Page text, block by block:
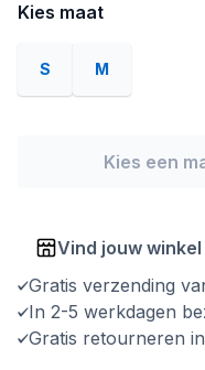
Kies maat
S M
Kies een
Vind jouw winkel
Gratis verzending
In 2-5 werkdagen
Gratis retourneren